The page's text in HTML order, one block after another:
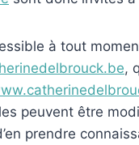
à tout
,
peuvent être
prendre